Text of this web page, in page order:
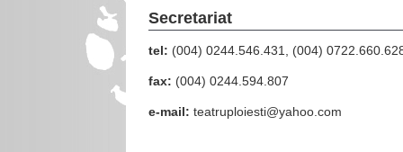
Secretariat
tel: (004) 0244.546.431, (004)
fax: (004) 0244.594.807
e-mail: teatruploiesti@yahoo.com